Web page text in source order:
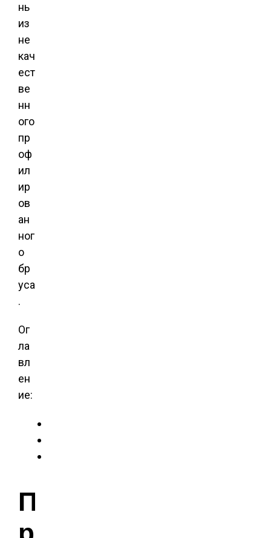
нь
из
не
кач
ест
ве
нн
ого
пр
оф
ил
ир
ов
ан
ног
о
бр
уса
.
Ог
ла
вл
ен
ие:
П